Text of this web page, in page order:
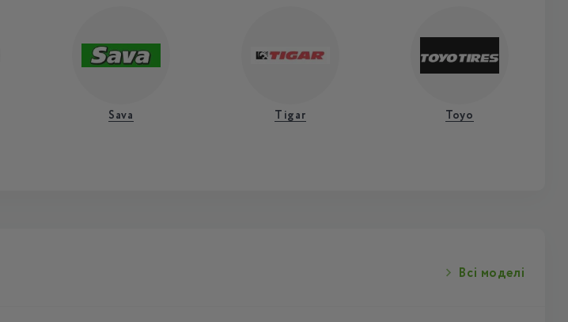
Sava Tigar Toyo
Всі моделі